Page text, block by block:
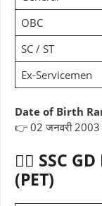
OBC
SC / ST
Ex-Servicemen
Date of Birth
👉 02 जनवरी
🏃‍♂️ SSC
(PET)